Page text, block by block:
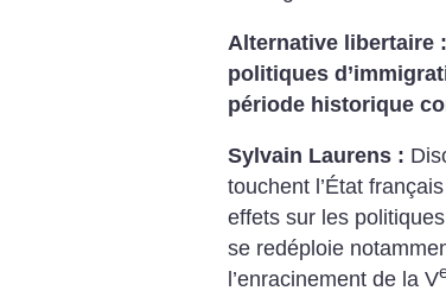
Alternative libertaire
politiques
période historique
Sylvain Laurens :
touchent l’État
effets sur les
se redéploie
l’enracinement de la V